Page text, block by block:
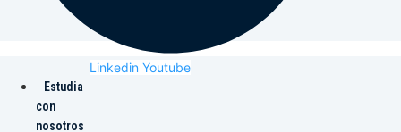
Linkedin Youtube
Estudia
con
nosotros